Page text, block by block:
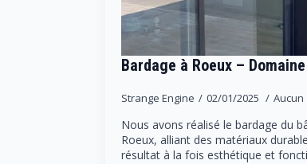
Bardage à Roeux –
Strange Engine 02/01/2025 Aucun
Nous avons réalisé le bardage du
Roeux, alliant des matériaux
résultat à la fois esthétique et